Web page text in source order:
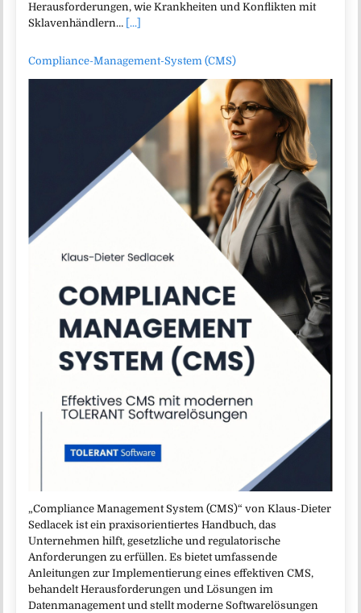
Herausforderungen, wie Krankheiten und Konflikten mit
Sklavenhändlern… [...]
Compliance-Management-System (CMS)
„Compliance Management System (CMS)“ von Klaus-Dieter
Sedlacek ist ein praxisorientiertes Handbuch, das
Unternehmen hilft, gesetzliche und regulatorische
Anforderungen zu erfüllen. Es bietet umfassende
Anleitungen zur Implementierung eines effektiven CMS,
behandelt Herausforderungen und Lösungen im
Datenmanagement und stellt moderne Softwarelösungen